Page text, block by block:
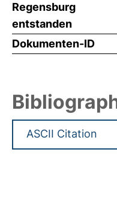
Regensburg
entstanden
Dokumenten-ID